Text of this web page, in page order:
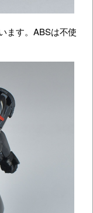
ます。ABSは不使